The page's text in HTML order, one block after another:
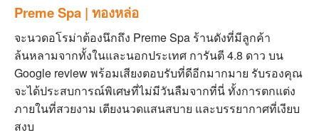
Preme Spa | ทองหล่อ
จะนวดอโรม่าต้องนึกถึง Preme Spa ร้านดังที่มีลูกค้า
ล้นหลามจากทั้งในและนอกประเทศ การันตี 4.8 ดาว บน
Google review พร้อมเสียงตอบรับที่ดีอีกมากมาย รับรองคุณ
จะได้ประสบการณ์พิเศษที่ไม่มีวันลืมจากที่นี่ ทั้งการตกแต่ง
ภายในที่สวยงาม เตียงนวดแสนสบาย และบรรยากาศที่เงียบ
สงบ